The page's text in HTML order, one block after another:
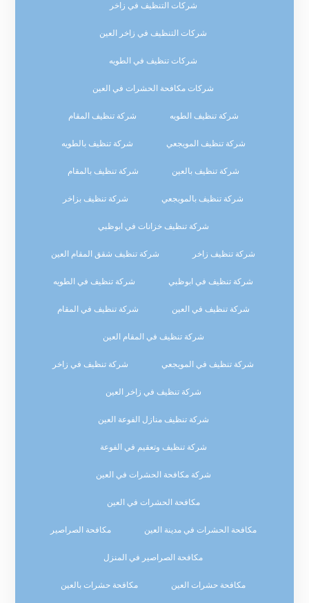
شركات التنظيف في زاخر
شركات التنظيف في زاخر العين
شركات تنظيف في الطويه
شركات مكافحة الحشرات في العين
شركة تنظيف الطويه شركة تنظيف المقام
شركة تنظيف المويجعي شركة تنظيف بالطويه
شركة تنظيف بالعين شركة تنظيف بالمقام
شركة تنظيف بالمويجعي شركة تنظيف بزاخر
شركة تنظيف خزانات في ابوظبي
شركة تنظيف زاخر شركة تنظيف شقق المقام العين
شركة تنظيف في ابوظبي شركة تنظيف في الطويه
شركة تنظيف في العين شركة تنظيف في المقام
شركة تنظيف في المقام العين
شركة تنظيف في المويجعي شركة تنظيف في زاخر
شركة تنظيف في زاخر العين
شركة تنظيف منازل الفوعة العين
شركة تنظيف وتعقيم في الفوعة
شركة مكافحة الحشرات في العين
مكافحة الحشرات في العين
مكافحة الحشرات في مدينة العين مكافحة الصراصير
مكافحة الصراصير في المنزل
مكافحة حشرات العين مكافحة حشرات بالعين